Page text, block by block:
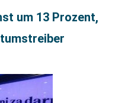
um 13 Prozent,